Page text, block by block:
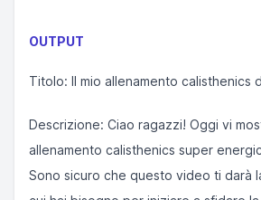
OUTPUT
Titolo: Il mio allenamento calisthenics
Descrizione: Ciao ragazzi! Oggi vi
allenamento calisthenics super
Sono sicuro che questo video ti darà